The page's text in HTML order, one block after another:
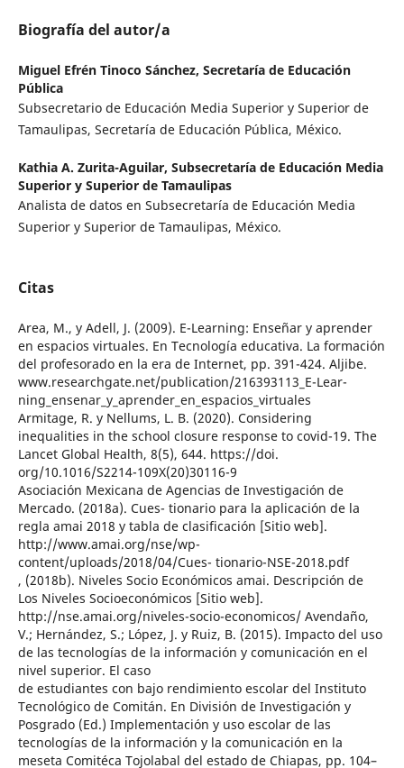
Biografía del autor/a
Miguel Efrén Tinoco Sánchez, Secretaría de Educación
Pública
Subsecretario de Educación Media Superior y Superior de
Tamaulipas, Secretaría de Educación Pública, México.
Kathia A. Zurita-Aguilar, Subsecretaría de Educación Media
Superior y Superior de Tamaulipas
Analista de datos en Subsecretaría de Educación Media
Superior y Superior de Tamaulipas, México.
Citas
Area, M., y Adell, J. (2009). E-Learning: Enseñar y aprender
en espacios virtuales. En Tecnología educativa. La formación
del profesorado en la era de Internet, pp. 391-424. Aljibe.
www.researchgate.net/publication/216393113_E-Lear-
ning_ensenar_y_aprender_en_espacios_virtuales
Armitage, R. y Nellums, L. B. (2020). Considering
inequalities in the school closure response to covid-19. The
Lancet Global Health, 8(5), 644. https://doi.
org/10.1016/S2214-109X(20)30116-9
Asociación Mexicana de Agencias de Investigación de
Mercado. (2018a). Cues- tionario para la aplicación de la
regla amai 2018 y tabla de clasificación [Sitio web].
http://www.amai.org/nse/wp-
content/uploads/2018/04/Cues- tionario-NSE-2018.pdf
, (2018b). Niveles Socio Económicos amai. Descripción de
Los Niveles Socioeconómicos [Sitio web].
http://nse.amai.org/niveles-socio-economicos/ Avendaño,
V.; Hernández, S.; López, J. y Ruiz, B. (2015). Impacto del uso
de las tecnologías de la información y comunicación en el
nivel superior. El caso
de estudiantes con bajo rendimiento escolar del Instituto
Tecnológico de Comitán. En División de Investigación y
Posgrado (Ed.) Implementación y uso escolar de las
tecnologías de la información y la comunicación en la
meseta Comitéca Tojolabal del estado de Chiapas, pp. 104–